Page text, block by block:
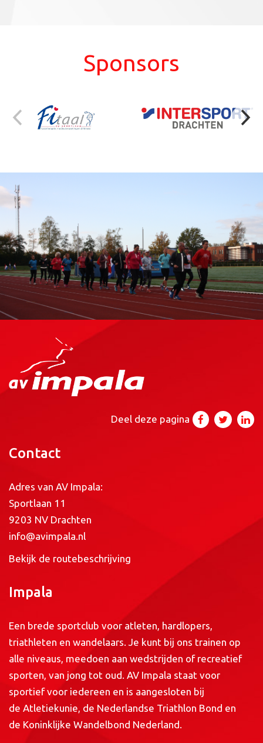
Sponsors
Deel deze pagina
Contact
Adres van AV Impala:
Sportlaan 11
9203 NV Drachten
info@avimpala.nl
Bekijk de routebeschrijving
Impala
Een brede sportclub voor atleten, hardlopers,
triathleten en wandelaars. Je kunt bij ons trainen op
alle niveaus, meedoen aan wedstrijden of recreatief
sporten, van jong tot oud. AV Impala staat voor
sportief voor iedereen en is aangesloten bij
de Atletiekunie, de Nederlandse Triathlon Bond en
de Koninklijke Wandelbond Nederland.